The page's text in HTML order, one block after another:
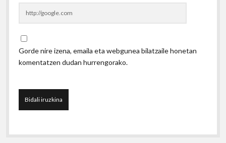
Gorde nire izena, emaila eta webgunea bilatzaile honetan
komentatzen dudan hurrengorako.